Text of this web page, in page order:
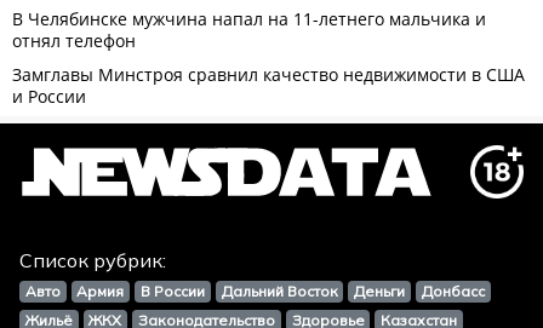
Список рубрик:
Авто Армия В России Дальний Восток Деньги
Донбасс
Жильё
ЖКХ Законодательство Здоровье Казахстан